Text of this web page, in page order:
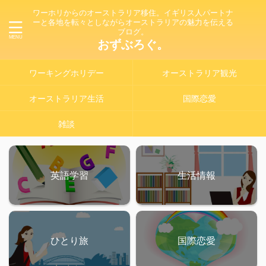
ワーホリからのオーストラリア移住。イギリス人パートナ
ーと各地を転々としながらオーストラリアの魅力を伝える
ブログ。
おずぶろぐ。
ワーキングホリデー オーストラリア観光
オーストラリア生活 国際恋愛
雑談
英語学習 生活情報
ひとり旅 国際恋愛